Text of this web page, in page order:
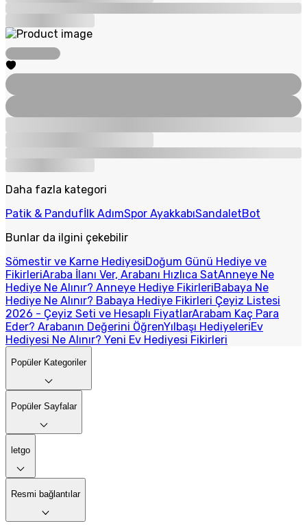
Daha fazla kategori
Patik & Pandufİlk AdımSpor AyakkabıSandaletBot
Bunlar da ilgini çekebilir
Sömestir ve Karne HediyesiDoğum Günü Hediye ve
FikirleriAraba İlanı Ver, Arabanı Hızlıca SatAnneye Ne
Hediye Ne Alınır? Anneye Hediye FikirleriBabaya Ne
Hediye Ne Alınır? Babaya Hediye Fikirleri Çeyiz Listesi
2026 - Çeyiz Seti ve Hesaplı FiyatlarArabam Kaç Para
Eder? Arabanın Değerini ÖğrenYılbaşı HediyeleriEv
Hediyesi Ne Alınır? Yeni Ev Hediyesi Fikirleri
Popüler Kategoriler
Popüler Sayfalar
letgo
Resmi bağlantılar